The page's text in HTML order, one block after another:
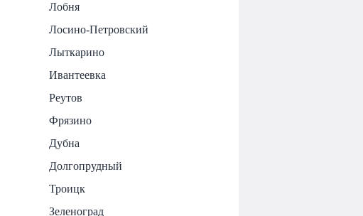
Лобня
Лосино-Петровский
Лыткарино
Ивантеевка
Реутов
Фрязино
Дубна
Долгопрудный
Троицк
Зеленоград